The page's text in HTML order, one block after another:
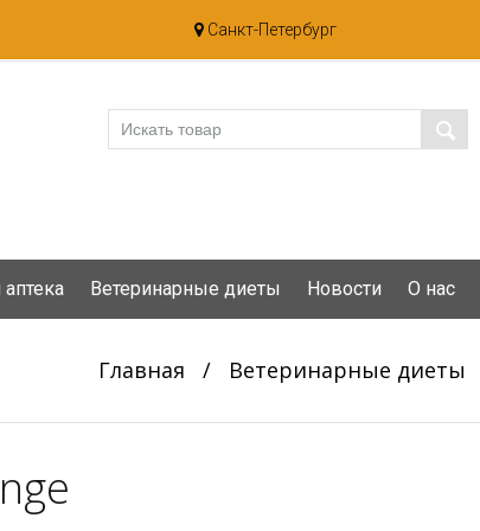
Санкт-Петербург
Ветеринарные диеты Новости О нас
Главная / Ветеринарные диеты